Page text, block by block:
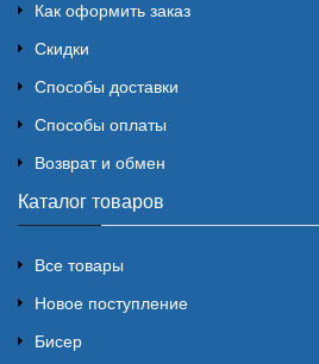
Как оформить заказ
Скидки
Способы доставки
Способы оплаты
Возврат и обмен
Каталог товаров
Все товары
Новое поступление
Бисер